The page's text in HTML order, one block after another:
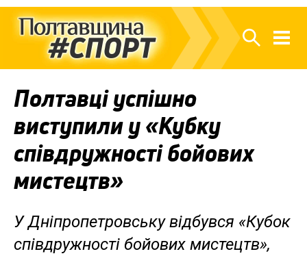
Полтавці успішно
виступили у «Кубку
співдружності бойових
мистецтв»
У Дніпропетровську відбувся «Кубок
співдружності бойових мистецтв»,